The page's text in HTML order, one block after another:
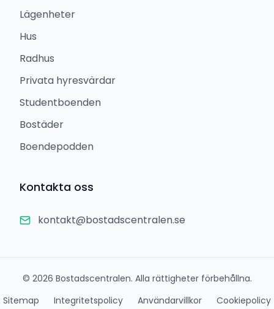
Lägenheter
Hus
Radhus
Privata hyresvärdar
Studentboenden
Bostäder
Boendepodden
Kontakta oss
kontakt@bostadscentralen.se
© 2026 Bostadscentralen. Alla rättigheter förbehållna.
Sitemap
Integritetspolicy Användarvillkor Cookiepolicy